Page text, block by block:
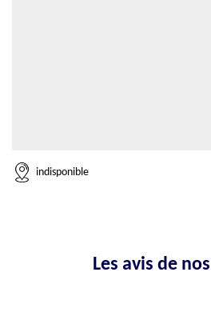
indisponible
Les avis de